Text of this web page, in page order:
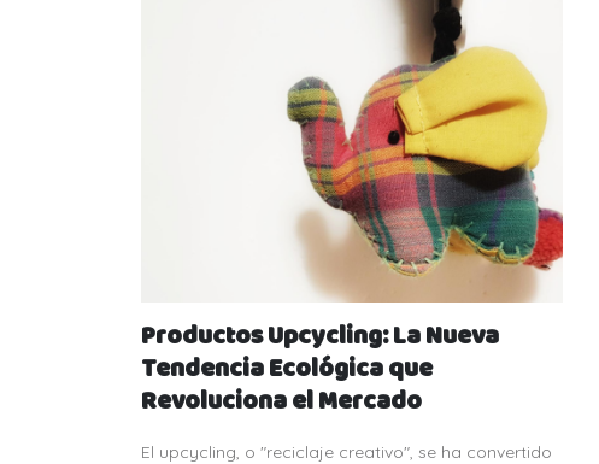
Productos Upcycling: La Nueva
Tendencia Ecológica que
Revoluciona el Mercado
El upcycling, o "reciclaje creativo", se ha convertido